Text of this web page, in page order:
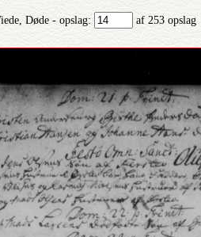
Døde - opslag: af 253 opslag